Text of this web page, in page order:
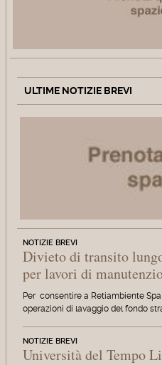
ULTIME NOTIZIE BREVI
NOTIZIE BREVI
Divieto di transito
per lavori di
Per consentire a Retiambiente
operazioni di lavaggio del fondo
NOTIZIE BREVI
Università del Tempo